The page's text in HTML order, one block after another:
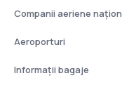
Companii aeriene
Aeroporturi
Informații bagaje